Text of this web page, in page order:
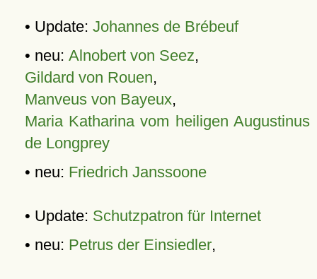
• Update: Johannes de Brébeuf
• neu: Alnobert von Seez,
Gildard von Rouen,
Manveus von Bayeux,
Maria Katharina vom heiligen Augustinus
de Longprey
• neu: Friedrich Janssoone
• Update: Schutzpatron für Internet
• neu: Petrus der Einsiedler,